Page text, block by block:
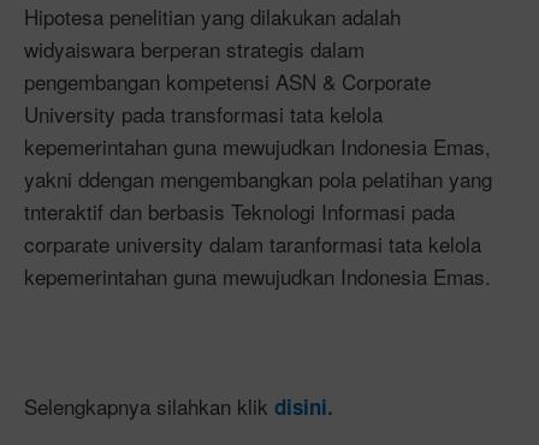
Hipotesa penelitian yang dilakukan adalah
widyaiswara berperan strategis dalam
pengembangan kompetensi ASN & Corporate
University pada transformasi tata kelola
kepemerintahan guna mewujudkan Indonesia Emas,
yakni ddengan mengembangkan pola pelatihan yang
tnteraktif dan berbasis Teknologi Informasi pada
corparate university dalam taranformasi tata kelola
kepemerintahan guna mewujudkan Indonesia Emas.
Selengkapnya silahkan klik disini.